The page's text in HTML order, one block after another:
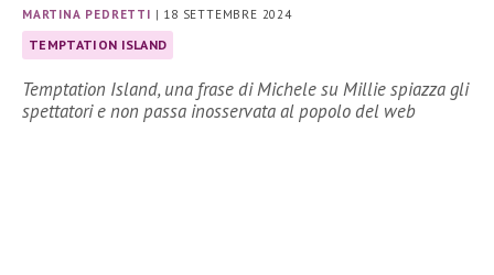
MARTINA PEDRETTI | 18 SETTEMBRE 2024
TEMPTATION ISLAND
Temptation Island, una frase di Michele su Millie spiazza gli
spettatori e non passa inosservata al popolo del web